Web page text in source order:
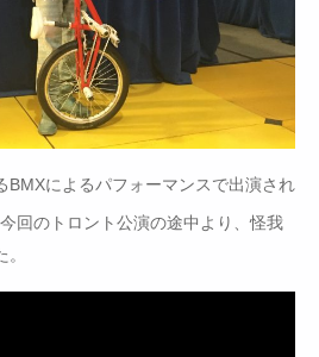
BMXによるパフォーマンスで出演され
回のトロント公演の途中より、怪我